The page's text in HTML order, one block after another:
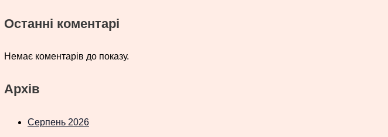
Останні коментарі
Немає коментарів до показу.
Архів
Серпень 2026